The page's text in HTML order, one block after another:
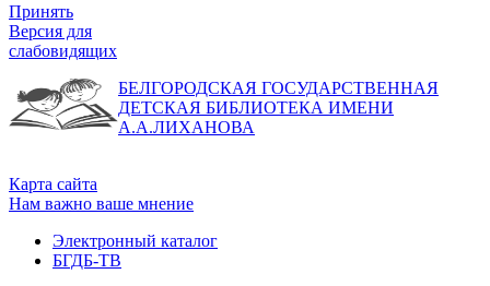
Принять
Версия для
слабовидящих
БЕЛГОРОДСКАЯ ГОСУДАРСТВЕННАЯ
ДЕТСКАЯ БИБЛИОТЕКА ИМЕНИ
А.А.ЛИХАНОВА
Карта сайта
Нам важно ваше мнение
Электронный каталог
БГДБ-ТВ